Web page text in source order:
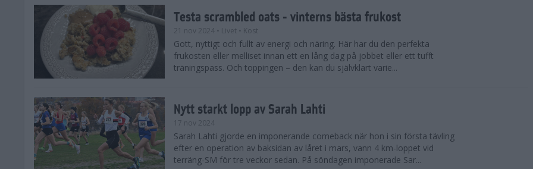
Testa scrambled oats - vinterns bästa frukost
21 nov 2024 • Livet • Kost
Gott, nyttigt och fullt av energi och näring. Här har du den perfekta
frukosten eller melliset innan ett en lång dag på jobbet eller ett tufft
träningspass. Och toppingen – den kan du självklart varie...
Nytt starkt lopp av Sarah Lahti
17 nov 2024
Sarah Lahti gjorde en imponerande comeback när hon i sin första tävling
efter en operation av baksidan av låret i mars, vann 4 km-loppet vid
terräng-SM för tre veckor sedan. På söndagen imponerade Sar...